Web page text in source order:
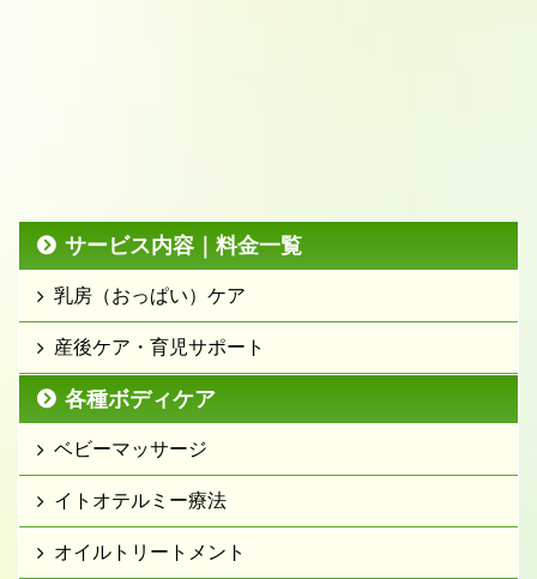
サービス内容｜料金一覧
乳房（おっぱい）ケア
産後ケア・育児サポート
各種ボディケア
ベビーマッサージ
イトオテルミー療法
オイルトリートメント